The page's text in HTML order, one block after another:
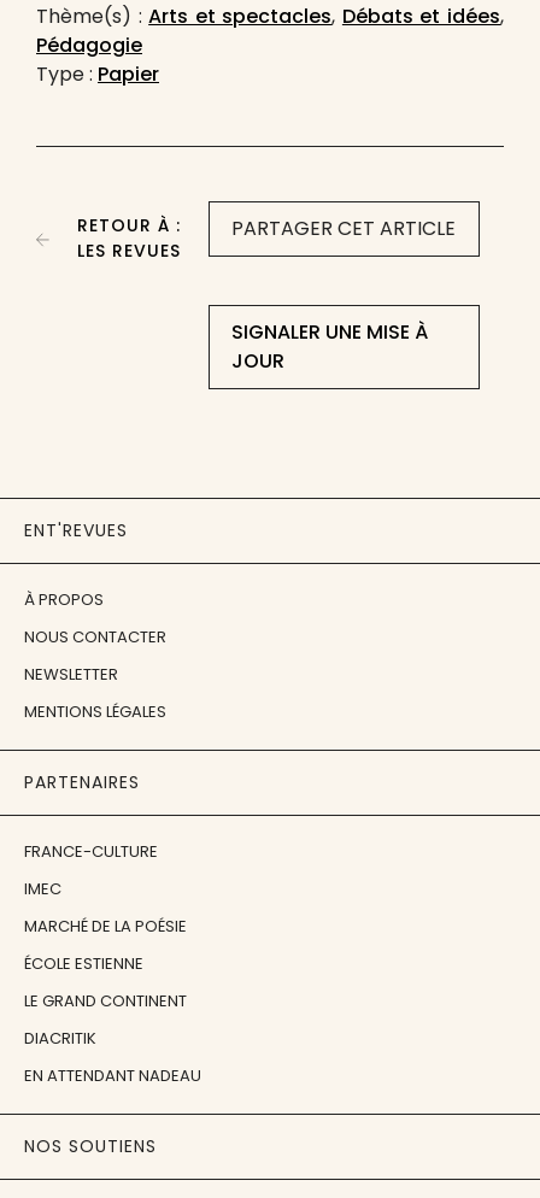
Thème(s) :Arts et spectacles, Débats et idées,
Pédagogie
Type : Papier
PARTAGER CET ARTICLE
SIGNALER UNE MISE À
JOUR
RETOUR À :
LES REVUES
ENT'REVUES
À PROPOS
NOUS CONTACTER
NEWSLETTER
MENTIONS LÉGALES
PARTENAIRES
FRANCE-CULTURE
IMEC
MARCHÉ DE LA POÉSIE
ÉCOLE ESTIENNE
LE GRAND CONTINENT
DIACRITIK
EN ATTENDANT NADEAU
NOS SOUTIENS